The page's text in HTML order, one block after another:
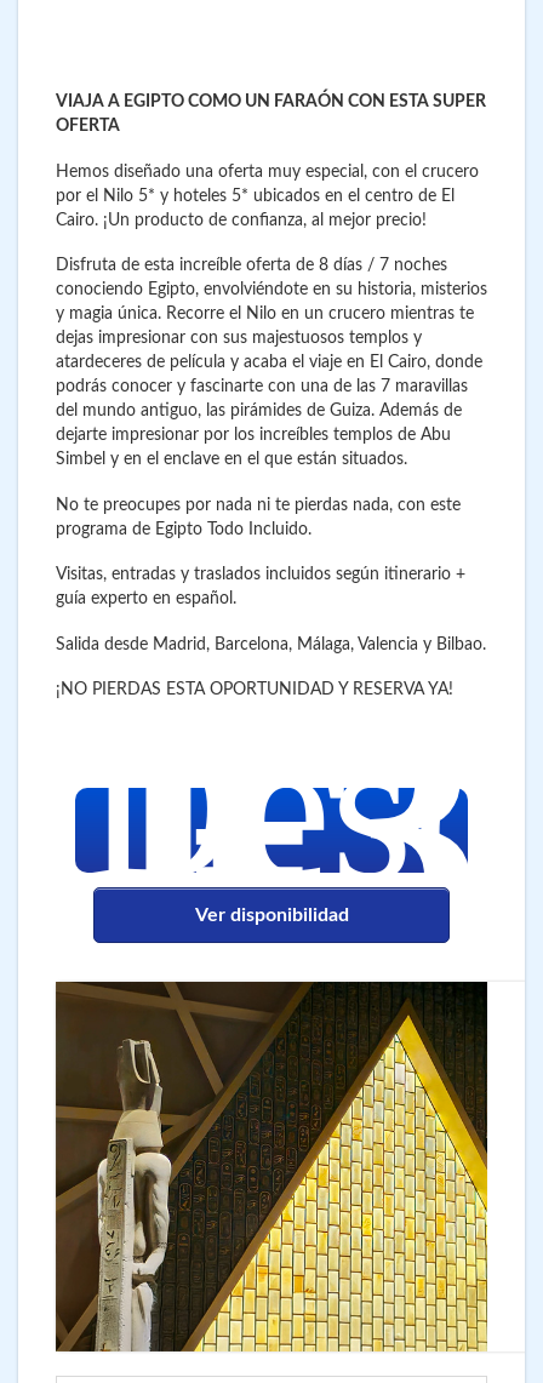
VIAJA A EGIPTO COMO UN FARAÓN CON ESTA SUPER
OFERTA
Hemos diseñado una oferta muy especial, con el crucero
por el Nilo 5* y hoteles 5* ubicados en el centro de El
Cairo. ¡Un producto de confianza, al mejor precio!
Disfruta de esta increíble oferta de 8 días / 7 noches
conociendo Egipto, envolviéndote en su historia, misterios
y magia única. Recorre el Nilo en un crucero mientras te
dejas impresionar con sus majestuosos templos y
atardeceres de película y acaba el viaje en El Cairo, donde
podrás conocer y fascinarte con una de las 7 maravillas
del mundo antiguo, las pirámides de Guiza. Además de
dejarte impresionar por los increíbles templos de Abu
Simbel y en el enclave en el que están situados.
No te preocupes por nada ni te pierdas nada, con este
programa de Egipto Todo Incluido.
Visitas, entradas y traslados incluidos según itinerario +
guía experto en español.
Salida desde Madrid, Barcelona, Málaga, Valencia y Bilbao.
¡NO PIERDAS ESTA OPORTUNIDAD Y RESERVA YA!
€
Ver disponibilidad